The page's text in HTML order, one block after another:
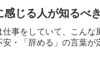
じる人が知るべ
事をしていて、こん
・「辞める」の言葉